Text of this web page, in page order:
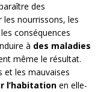
des
nourrissons, les
conséquences
à des maladies
même le résultat.
et les mauvaises
l’habitation en elle-